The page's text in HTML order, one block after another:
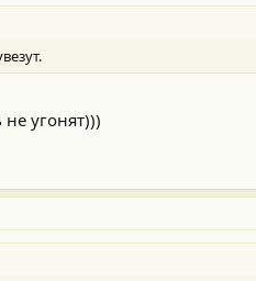
угонят)))